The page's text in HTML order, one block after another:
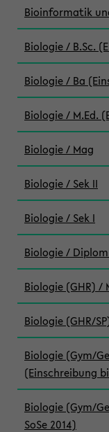
Bioinformatik
Biologie / B.Sc.
Biologie / Ba
Biologie / M.Ed.
Biologie / Mag
Biologie / Sek II
Biologie / Sek I
Biologie /
Biologie (GHR) /
Biologie (GHR/
Biologie (Gym/
(Einschreibung
Biologie (Gym/
SoSe 2014)